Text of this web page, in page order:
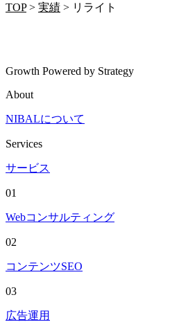
TOP> 実績 > リライト
Growth Powered by Strategy
About
NIBALについて
Services
サービス
01
Webコンサルティング
02
コンテンツSEO
03
広告運用